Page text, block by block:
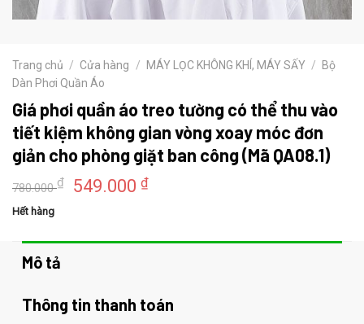
Trang chủ / Cửa hàng / MÁY LỌC KHÔNG KHÍ, MÁY SẤY /
Bộ
Dàn Phơi Quần Áo
Giá phơi quần áo treo tường có thể thu vào
tiết kiệm không gian vòng xoay móc đơn
giản cho phòng giặt ban công (Mã QA08.1)
780.000₫
Giá
780.000 ₫.
549.000 ₫Giá
là:
Hết hàng
Mô tả
Thông tin thanh toán